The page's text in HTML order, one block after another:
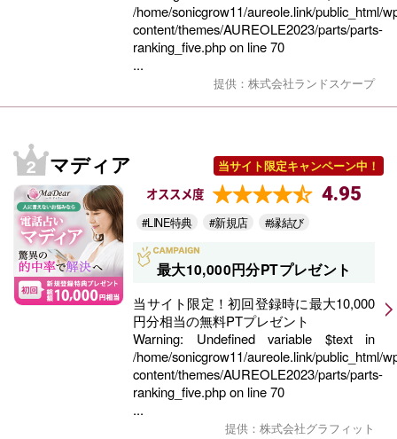
/home/sonicgrow11/aureole.link/public_html/
content/themes/AUREOLE2023/parts/parts-
ranking_five.phpon line70
...
提供：株式会社ランドスケープ
マディア 当サイト限定キャンペーン中！
オススメ度 4.95
#LINE特典 #新規店 #縁結び
最大10,000円分PTプレゼント
当サイト限定！初回登録時に最大10,000
円分相当の無料PTプレゼント
Warning: Undefined variable $text in
/home/sonicgrow11/aureole.link/public_html/
content/themes/AUREOLE2023/parts/parts-
ranking_five.phpon line70
...
提供：株式会社グラフィット